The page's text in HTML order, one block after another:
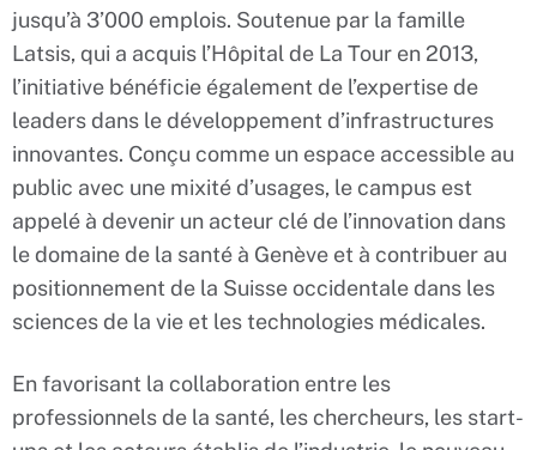
jusqu’à 3’000 emplois. Soutenue par la famille
Latsis, qui a acquis l’Hôpital de La Tour en 2013,
l’initiative bénéficie également de l’expertise de
leaders dans le développement d’infrastructures
innovantes. Conçu comme un espace accessible au
public avec une mixité d’usages, le campus est
appelé à devenir un acteur clé de l’innovation dans
le domaine de la santé à Genève et à contribuer au
positionnement de la Suisse occidentale dans les
sciences de la vie et les technologies médicales.
En favorisant la collaboration entre les
professionnels de la santé, les chercheurs, les start-